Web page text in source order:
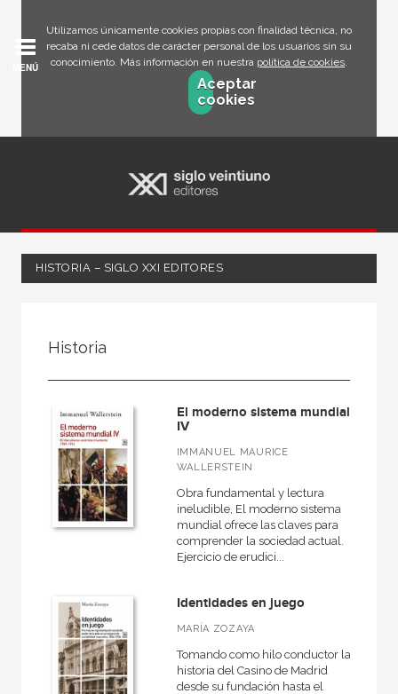
Utilizamos únicamente cookies propias con finalidad técnica, no
recaba ni cede datos de carácter personal de los usuarios sin su
conocimiento. Más información en nuestra política de cookies.
Aceptar
cookies
MENÚ
HISTORIA – SIGLO XXI EDITORES
Ciencias humanas y sociales
Historia
MATERIAS
Actual
América
Contemporánea
España
Europa
Historia
El moderno sistema mundial
IV
IMMANUEL MAURICE
WALLERSTEIN
Obra fundamental y lectura
ineludible, El moderno sistema
mundial ofrece las claves para
comprender la sociedad actual.
Ejercicio de erudici...
Identidades en juego
MARÍA ZOZAYA
Tomando como hilo conductor la
historia del Casino de Madrid
desde su fundación hasta el